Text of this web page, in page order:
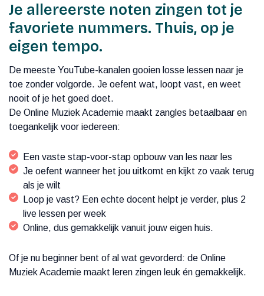
Je allereerste noten zingen tot je
favoriete nummers. Thuis, op je
eigen tempo.
De meeste YouTube-kanalen gooien losse lessen naar je
toe zonder volgorde. Je oefent wat, loopt vast, en weet
nooit of je het goed doet.
De Online Muziek Academie maakt zangles betaalbaar en
toegankelijk voor iedereen:
Een vaste stap-voor-stap opbouw van les naar les
Je oefent wanneer het jou uitkomt en kijkt zo vaak terug
als je wilt
Loop je vast? Een echte docent helpt je verder, plus 2
live lessen per week
Online, dus gemakkelijk vanuit jouw eigen huis.
Of je nu beginner bent of al wat gevorderd: de Online
Muziek Academie maakt leren zingen leuk én gemakkelijk.